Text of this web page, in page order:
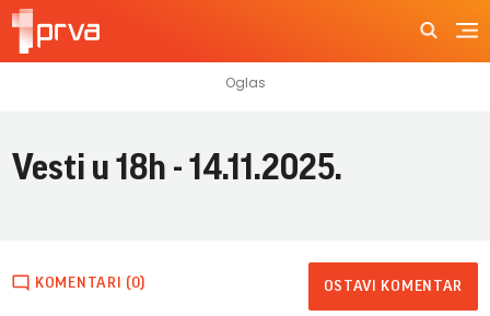
Vesti u 18h - 14.11.2025.
KOMENTARI (0) OSTAVI KOMENTAR